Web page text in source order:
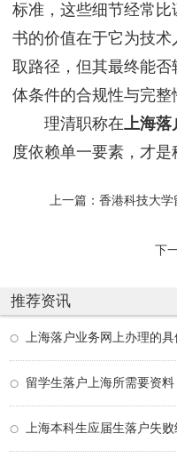
标准，这些细节经常
书的价值在于它为技
取路径，但其最终能
体条件的合规性与完整
理清职称在上海落
度依赖单一要素，才是
上一篇： 香港科技大学
下
推荐资讯
上海落户业务网上办理的
上海本科生应届生落户失